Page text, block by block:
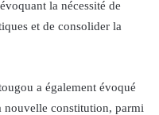
la nécessité de
et de consolider la
a également évoqué
nouvelle constitution, parmi